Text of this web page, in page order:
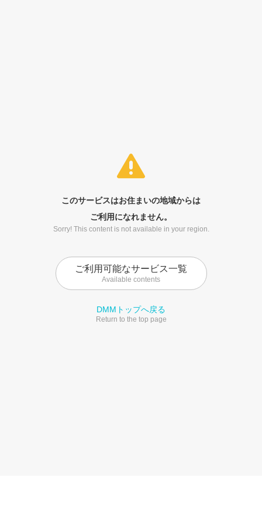
このサービスはお住まいの地域からは
ご利用になれません。
Sorry! This content is not available in your region.
ご利用可能なサービス一覧
Available contents
DMMトップへ戻る
Return to the top page